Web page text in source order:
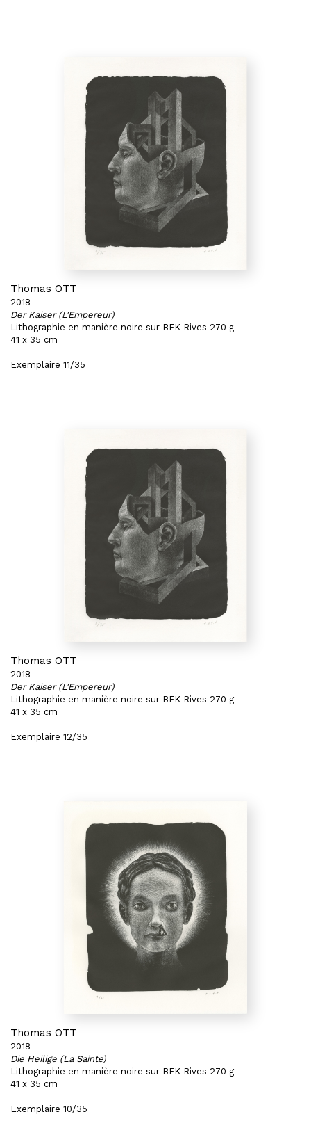
Thomas OTT
2018
Der Kaiser (L'Empereur)
Lithographie en manière noire sur BFK Rives 270 g
41 x 35 cm
Exemplaire 11/35
Thomas OTT
2018
Der Kaiser (L'Empereur)
Lithographie en manière noire sur BFK Rives 270 g
41 x 35 cm
Exemplaire 12/35
Thomas OTT
2018
Die Heilige (La Sainte)
Lithographie en manière noire sur BFK Rives 270 g
41 x 35 cm
Exemplaire 10/35